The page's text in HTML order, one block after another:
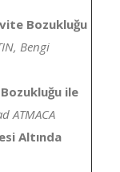
Bozukluğu
Bengi
ile
ATMACA
Altında